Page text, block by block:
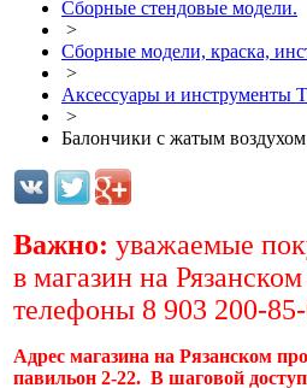
Сборные стендовые модели.
>
Сборные модели, краска,
>
Аксессуары и инструменты
>
Балончики с жатым
Важно: уважаемые
в магазин на
телефоны 8 903 200-
Адрес магазина на Рязанском
павильон 2-22. В шаговой